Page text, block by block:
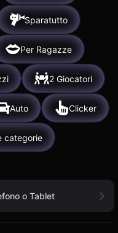
Sparatutto
Per Ragazze
2 Giocatori
Auto Clicker
categorie
o Tablet